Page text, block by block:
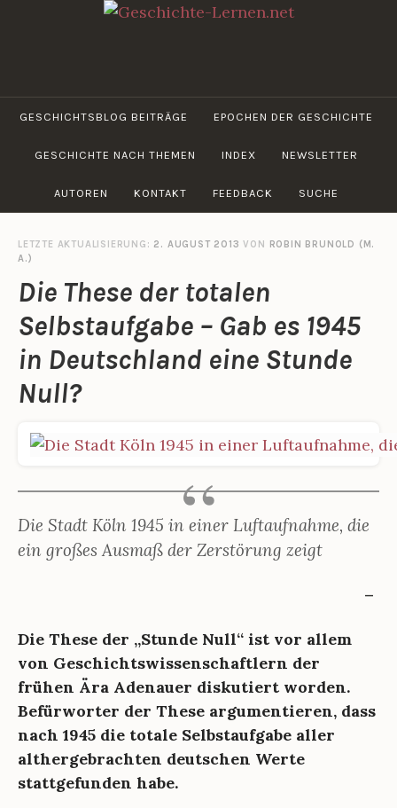
GESCHICHTE-
LERNEN.NET
GESCHICHTSBLOG BEITRÄGE EPOCHEN DER GESCHICHTE
GESCHICHTE NACH THEMEN INDEX NEWSLETTER
AUTOREN KONTAKT FEEDBACK SUCHE
LETZTE AKTUALISIERUNG: 2. AUGUST 2013 VON ROBIN BRUNOLD (M.
A.)
Die These der totalen
Selbstaufgabe – Gab es 1945
in Deutschland eine Stunde
Null?
Die Stadt Köln 1945 in einer Luftaufnahme, die
ein großes Ausmaß der Zerstörung zeigt
Die These der „Stunde Null“ ist vor allem
von Geschichtswissenschaftlern der
frühen Ära Adenauer diskutiert worden.
Befürworter der These argumentieren, dass
nach 1945 die totale Selbstaufgabe aller
althergebrachten deutschen Werte
stattgefunden habe.